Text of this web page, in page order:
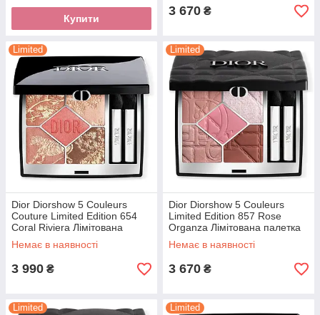
Купити
3 670 ₴
Limited
Dior Diorshow 5 Couleurs
Couture Limited Edition 654
Coral Riviera Лімітована
палетка тіней
Немає в наявності
3 990 ₴
Limited
Dior Diorshow 5 Couleurs
Limited Edition 857 Rose
Organza Лімітована палетка
тіней
Немає в наявності
3 670 ₴
Limited Limited